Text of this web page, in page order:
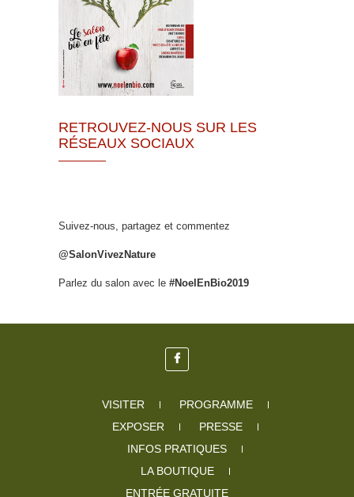
RETROUVEZ-NOUS SUR LES
RÉSEAUX SOCIAUX
Suivez-nous, partagez et commentez
@SalonVivezNature
Parlez du salon avec le #NoelEnBio2019
VISITER
PROGRAMME
EXPOSER
PRESSE
INFOS PRATIQUES
LA BOUTIQUE
ENTRÉE GRATUITE